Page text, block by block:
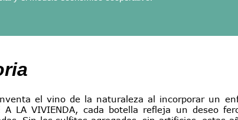
el vino de la naturaleza al incorporar un
A LA VIVIENDA, cada botella refleja un deseo